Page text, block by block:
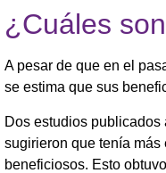
¿Cuáles
A pesar de que en el
se estima que sus
Dos estudios
sugirieron que tenía
beneficiosos. Esto